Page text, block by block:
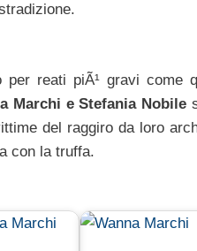
per reati piÃ¹ gravi come
Marchi e Stefania Nobile
del raggiro da loro
con la truffa.